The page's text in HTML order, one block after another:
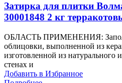
Затирка для плитки
30001848 2 кг
ОБЛАСТЬ ПРИМЕНЕНИЯ:
облицовки, выполненной из
изготовленной из натурального
стенах и
Добавить в Избранное